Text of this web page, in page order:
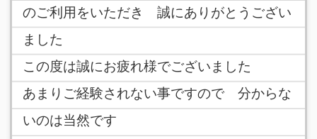
のご利用をいただき 誠にありがとうござい
ました
この度は誠にお疲れ様でございました
あまりご経験されない事ですので 分からな
いのは当然です